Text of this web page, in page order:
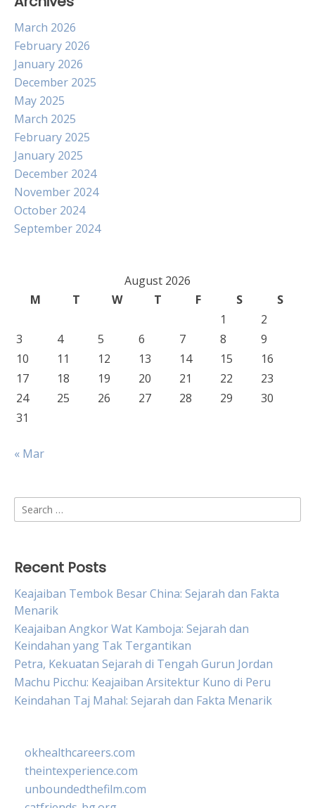
March 2026
February 2026
January 2026
December 2025
May 2025
March 2025
February 2025
January 2025
December 2024
November 2024
October 2024
September 2024
August 2026
M
T W T F S
S
1
2
3
4 5 6 7 8
9
10
11 12 13 14 15
16
17
18 19 20 21 22
23
24
25 26 27 28 29
30
31
« Mar
Search
for:
Recent Posts
Keajaiban Tembok Besar China: Sejarah dan Fakta
Menarik
Keajaiban Angkor Wat Kamboja: Sejarah dan
Keindahan yang Tak Tergantikan
Petra, Kekuatan Sejarah di Tengah Gurun Jordan
Machu Picchu: Keajaiban Arsitektur Kuno di Peru
Keindahan Taj Mahal: Sejarah dan Fakta Menarik
okhealthcareers.com
theintexperience.com
unboundedthefilm.com